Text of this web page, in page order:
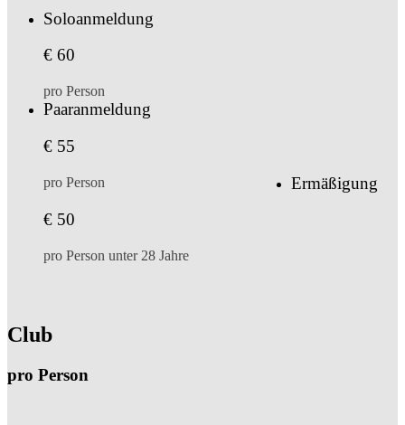
Soloanmeldung
€ 60
pro Person
Paaranmeldung
€ 55
pro Person
Ermäßigung
€ 50
pro Person unter 28 Jahre
Club
pro Person